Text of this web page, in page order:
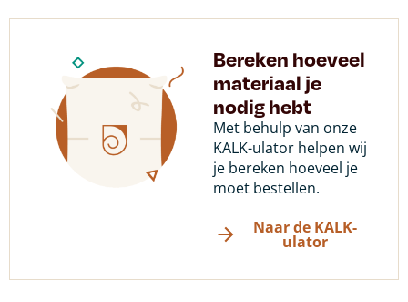
Bereken hoeveel
materiaal je
nodig hebt
Met behulp van onze
KALK-ulator helpen wij
je bereken hoeveel je
moet bestellen.
Naar de KALK-
ulator